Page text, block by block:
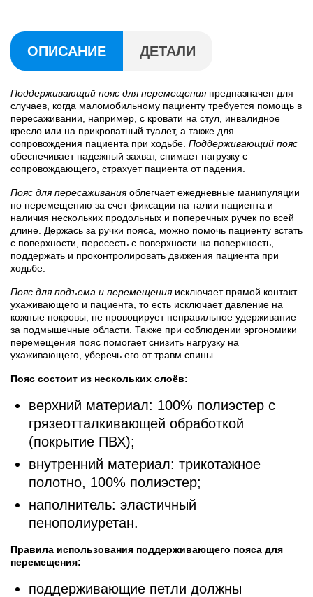
ОПИСАНИЕ ДЕТАЛИ
Поддерживающий пояс для перемещенияпредназначен для
случаев, когда маломобильному пациенту требуется помощь в
пересаживании, например, с кровати на стул, инвалидное
кресло или на прикроватный туалет, а также для
сопровождения пациента при ходьбе. Поддерживающий пояс
обеспечивает надежный захват, снимает нагрузку с
сопровождающего, страхует пациента от падения.
Пояс для пересаживанияоблегчает ежедневные манипуляции
по перемещению за счет фиксации на талии пациента и
наличия нескольких продольных и поперечных ручек по всей
длине. Держась за ручки пояса, можно помочь пациенту встать
с поверхности, пересесть с поверхности на поверхность,
поддержать и проконтролировать движения пациента при
ходьбе.
Пояс для подъема и перемещенияисключает прямой контакт
ухаживающего и пациента, то есть исключает давление на
кожные покровы, не провоцирует неправильное удерживание
за подмышечные области. Также при соблюдении эргономики
перемещения пояс помогает снизить нагрузку на
ухаживающего, уберечь его от травм спины.
Пояс состоит из нескольких слоёв:
верхний материал: 100% полиэстер с
грязеотталкивающей обработкой
(покрытие ПВХ);
внутренний материал: трикотажное
полотно, 100% полиэстер;
наполнитель: эластичный
пенополиуретан.
Правила использования поддерживающего пояса для
перемещения:
поддерживающие петли должны